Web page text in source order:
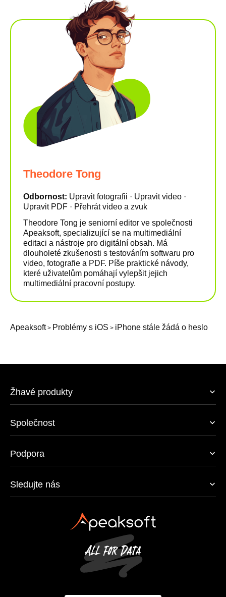
Theodore Tong
Odbornost: Upravit fotografii · Upravit video ·
Upravit PDF · Přehrát video a zvuk
Theodore Tong je seniorní editor ve společnosti
Apeaksoft, specializující se na multimediální
editaci a nástroje pro digitální obsah. Má
dlouholeté zkušenosti s testováním softwaru pro
video, fotografie a PDF. Píše praktické návody,
které uživatelům pomáhají vylepšit jejich
multimediální pracovní postupy.
Apeaksoft> Problémy s iOS > iPhone stále žádá o heslo
Žhavé produkty
Společnost
Podpora
Sledujte nás